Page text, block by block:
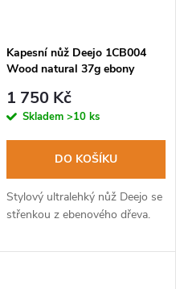
Kapesní nůž Deejo 1CB004
Wood natural 37g ebony
1 750 Kč
Skladem >10 ks
DO KOŠÍKU
Stylový ultralehký nůž Deejo se
střenkou z ebenového dřeva.